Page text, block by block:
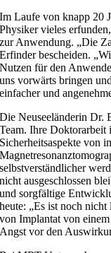
Im Laufe von knapp 20
Physiker vieles
zur Anwendung. „Die
Erfinder bescheiden.
Nutzen für den
uns vorwärts bringen
einfacher und
Die Neuseeländerin Dr.
Team. Ihre
Sicherheitsaspekte von
selbstverständlicher
nicht ausgeschlossen
und sorgfältige
heute: „Es ist noch nicht
von Implantat von
Angst vor den